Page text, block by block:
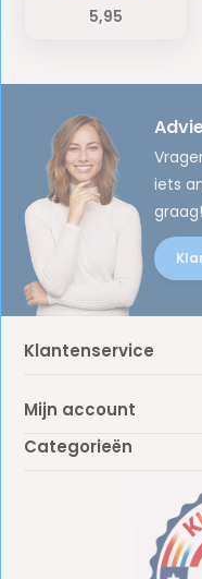
5,95
iets
graag!
Klantenservice
Mijn account
Categorieën